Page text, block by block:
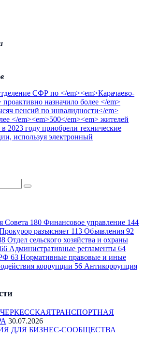
СФР по </em><em>Карачаево-
назначило более </em>
пенсий по инвалидности</em>
</em><em>500</em><em> жителей
2023 году приобрели технические
используя электронный
Совета 180 Финансовое управление 144
разъясняет 113 Объявления 92
Отдел сельского хозяйства и охраны
66 Административные регламенты 64
63 Нормативные правовые и иные
коррупции 56 Антикоррупция
30.07.2026
ДЛЯ БИЗНЕС-СООБЩЕСТВА